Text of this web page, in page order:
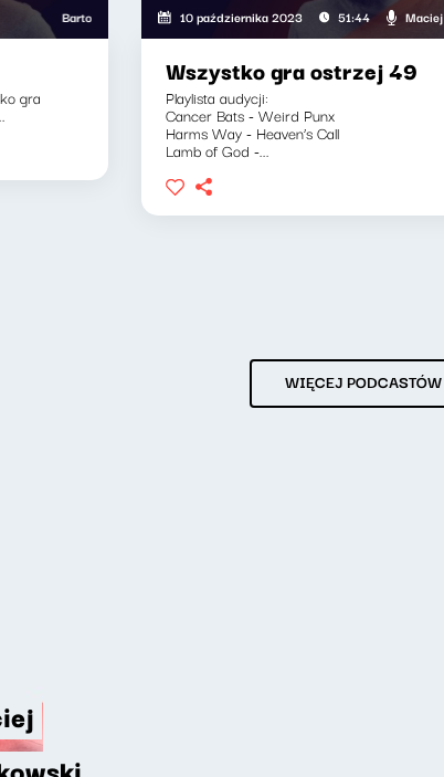
Bartosz "Fisz" Waglewski, Maciej Jankowski
gra
10 października 2023 51:44
Wszystko gra ostrzej 49
Playlista audycji:
Cancer Bats - Weird Punx
Harms Way - Heaven’s Call
Lamb of God -...
WIĘCEJ PODCASTÓW